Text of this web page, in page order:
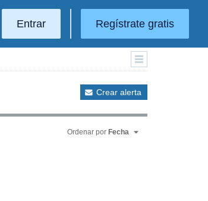
Entrar Regístrate gratis
Crear alerta
Ordenar por Fecha